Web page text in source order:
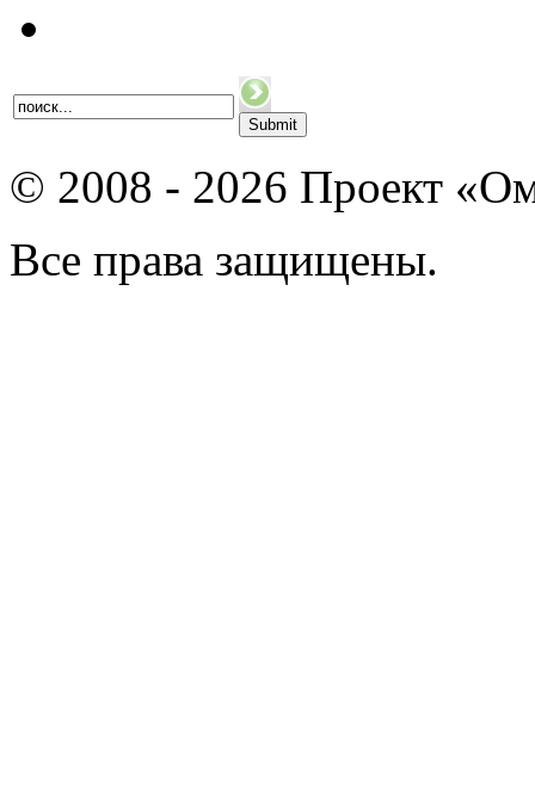
© 2008 - 2026 Проект
Все права защищены.